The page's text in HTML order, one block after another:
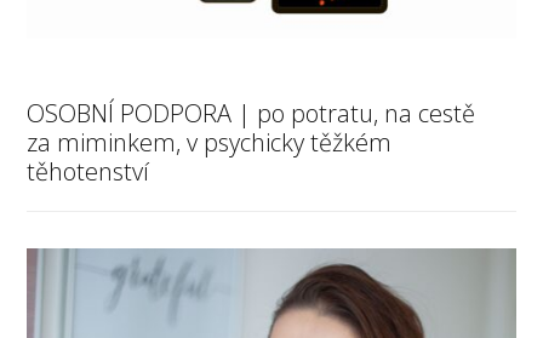
OSOBNÍ PODPORA | po potratu, na cestě
za miminkem, v psychicky těžkém
těhotenství